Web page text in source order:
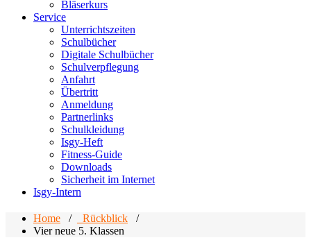
Bläserkurs
Service
Unterrichtszeiten
Schulbücher
Digitale Schulbücher
Schulverpflegung
Anfahrt
Übertritt
Anmeldung
Partnerlinks
Schulkleidung
Isgy-Heft
Fitness-Guide
Downloads
Sicherheit im Internet
Isgy-Intern
Home / _Rückblick /
Vier neue 5. Klassen